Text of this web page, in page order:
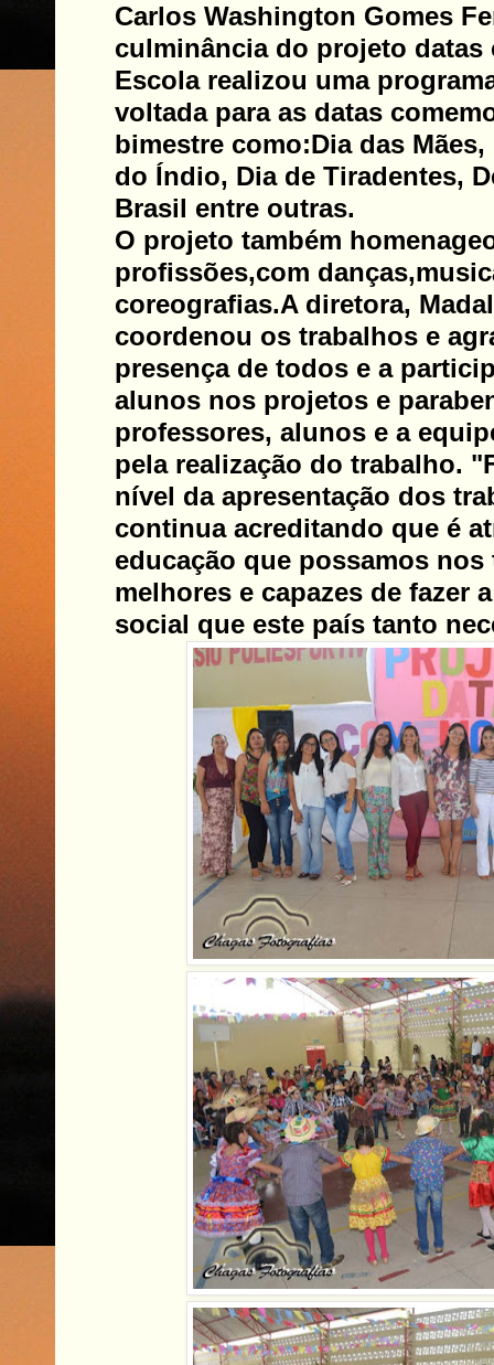
Carlos Washington Gomes
culminância do projeto datas
Escola realizou uma
voltada para as datas
bimestre como:Dia das
do Índio, Dia de Tiradentes,
Brasil entre outras.
O projeto também
profissões,com
coreografias.A diretora,
coordenou os trabalhos e
presença de todos e a
alunos nos projetos e
professores, alunos e a
pela realização do trabalho.
nível da apresentação dos
continua acreditando que é
educação que possamos
melhores e capazes de fazer
social que este país tanto